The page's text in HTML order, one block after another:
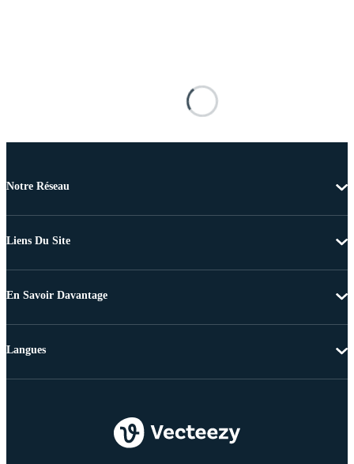
Notre Réseau
Liens Du Site
En Savoir Davantage
Langues